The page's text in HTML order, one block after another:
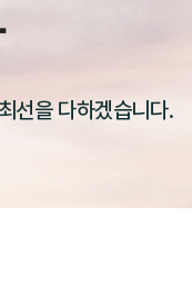
선을 다하겠습니다.